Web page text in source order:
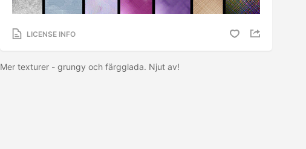
LICENSE INFO
Mer texturer - grungy och färgglada. Njut av!